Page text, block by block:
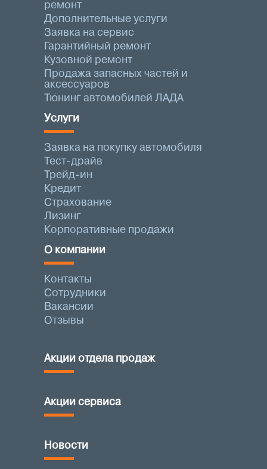
ремонт
Дополнительные услуги
Заявка на сервис
Гарантийный ремонт
Кузовной ремонт
Продажа запасных частей и
аксессуаров
Тюнинг автомобилей ЛАДА
Услуги
Заявка на покупку автомобиля
Тест-драйв
Трейд-ин
Кредит
Страхование
Лизинг
Корпоративные продажи
О компании
Контакты
Сотрудники
Вакансии
Отзывы
Акции отдела продаж
Акции сервиса
Новости